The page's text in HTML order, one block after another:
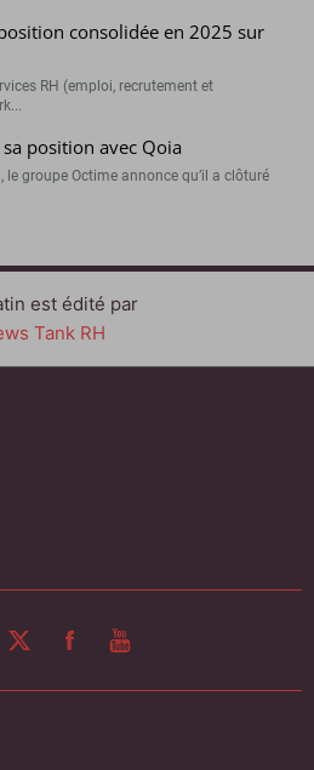
consolidée en 2025 sur
RH (emploi, recrutement et
position avec Qoia
le groupe Octime annonce qu’il a clôturé
est édité par
Tank RH
TWITTERFACEBOOK
YOUTUBE